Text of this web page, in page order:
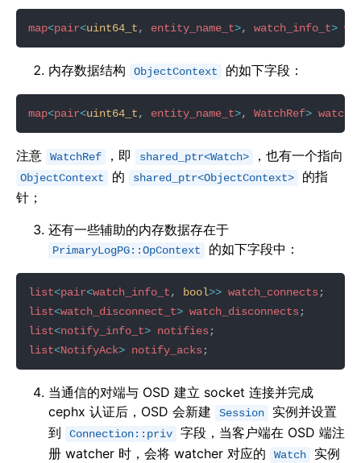
map<pair<uint64_t, entity_name_t>, watch_info_t>
内存数据结构 ObjectContext 的如下字段：
map<pair<uint64_t, entity_name_t>, WatchRef>
注意 WatchRef ，即 shared_ptr<Watch> ，也有一个指向
ObjectContext 的 shared_ptr<ObjectContext>
的指
针；
还有一些辅助的内存数据存在于
PrimaryLogPG::OpContext 的如下字段中：
list<pair<watch_info_t, bool>> watch_connects
list<watch_disconnect_t> watch_disconnects
list<notify_info_t> notifies
list<NotifyAck> notify_acks
当通信的对端与 OSD 建立 socket 连接并完成
cephx 认证后，OSD 会新建
Session
实例并设置
到
Connection::priv
字段，当客户端在 OSD 端注
册 watcher 时，会将 watcher 对应的
Watch
实例